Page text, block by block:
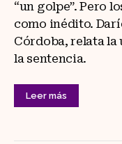
“un golpe”. Pero
como inédito.
Córdoba, relata la
la sentencia.
Leer más